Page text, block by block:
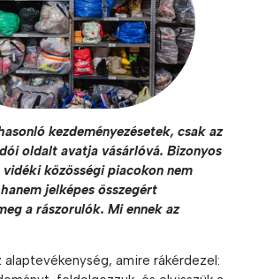
kezdeményezésetek, csak az
oldalt avatja vásárlóvá. Bizonyos
közösségi piacokon nem
jelképes összegért
a rászorulók. Mi ennek az
alaptevékenység, amire rákérdezel: